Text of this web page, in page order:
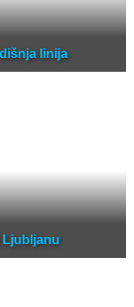
linija
Ljubljanu